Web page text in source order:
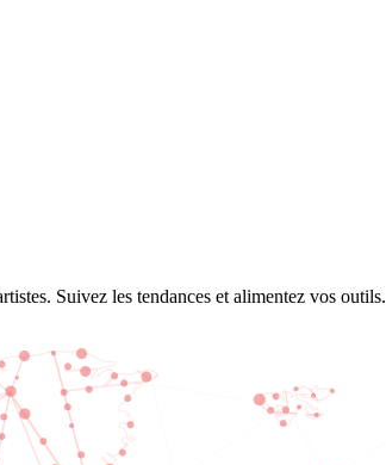
Suivez les tendances et alimentez vos outils.